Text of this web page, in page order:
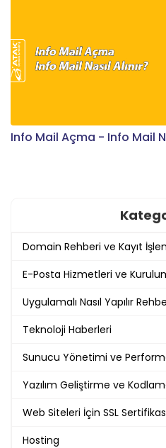
Info Mail Açma - Info Mail
Domain Rehberi ve Kayıt
E-Posta Hizmetleri ve
Uygulamalı Nasıl Yapılır
Teknoloji Haberleri
Sunucu Yönetimi ve
Yazılım Geliştirme ve
Web Siteleri İçin SSL
Hosting